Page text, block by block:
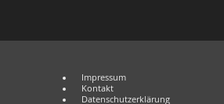
Impressum
Kontakt
Datenschutzerklärung